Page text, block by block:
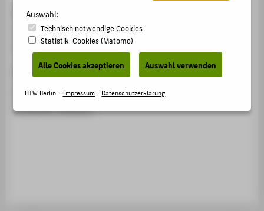
Veranstaltung
Space as a Narrative Medium
Muze Zagreb/School of Design Zagreb, 10.11.2025
Homepage
https://muze.hr/en/uncategorized/space-as-a-
KARRIERE
INTERNATIONAL
INFORMATIONEN FÜR
STUDIENINTERESSIERTE
Auswahl:
Technisch notwendige Cookies
Statistik-Cookies (Matomo)
Alle Cookies akzeptieren Auswahl verwenden
HTW Berlin -Impressum- Datenschutzerklärung